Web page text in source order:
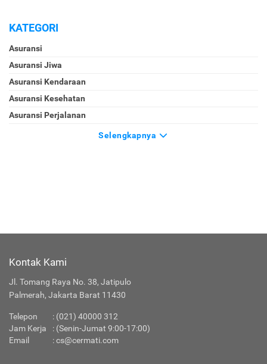
KATEGORI
Asuransi
Asuransi Jiwa
Asuransi Kendaraan
Asuransi Kesehatan
Asuransi Perjalanan
Selengkapnya
Kontak Kami
Jl. Tomang Raya No. 38, Jatipulo
Palmerah, Jakarta Barat 11430
Telepon : (021) 40000 312
Jam Kerja
: (Senin-Jumat 9:00-17:00)
Email
:cs@cermati.com